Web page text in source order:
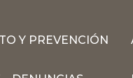
Y PREVENCIÓN